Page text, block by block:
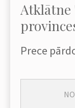
Atklātne
Prece